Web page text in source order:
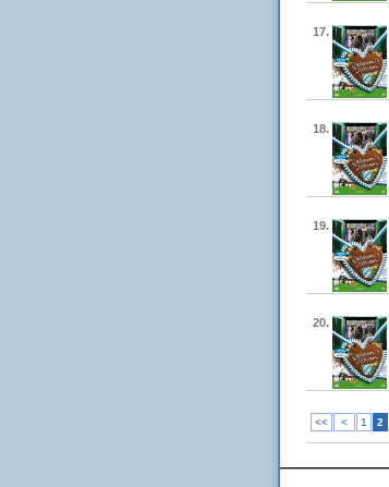
17.
18.
19.
20.
<< < 1 2